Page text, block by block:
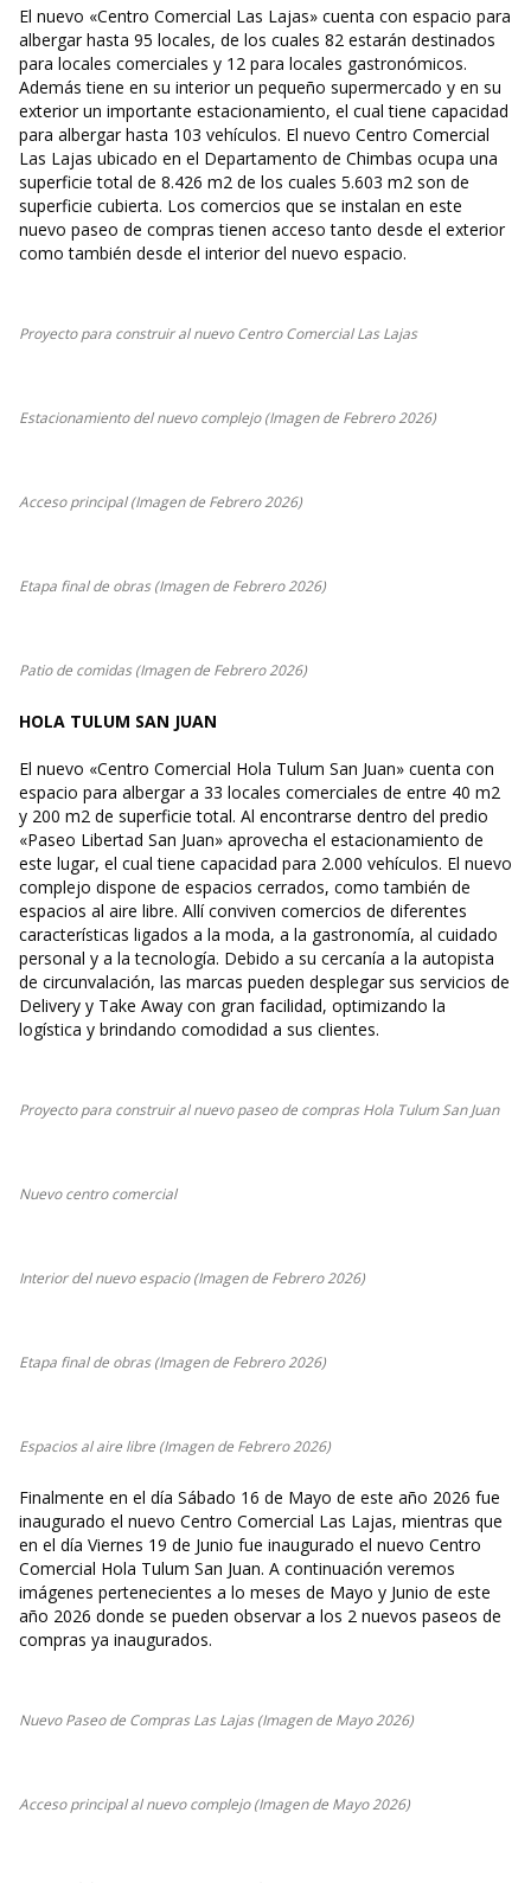
El nuevo «Centro Comercial Las Lajas» cuenta con espacio para
albergar hasta 95 locales, de los cuales 82 estarán destinados
para locales comerciales y 12 para locales gastronómicos.
Además tiene en su interior un pequeño supermercado y en su
exterior un importante estacionamiento, el cual tiene capacidad
para albergar hasta 103 vehículos. El nuevo Centro Comercial
Las Lajas ubicado en el Departamento de Chimbas ocupa una
superficie total de 8.426 m2 de los cuales 5.603 m2 son de
superficie cubierta. Los comercios que se instalan en este
nuevo paseo de compras tienen acceso tanto desde el exterior
como también desde el interior del nuevo espacio.
Proyecto para construir al nuevo Centro Comercial Las Lajas
Estacionamiento del nuevo complejo (Imagen de Febrero 2026)
Acceso principal (Imagen de Febrero 2026)
Etapa final de obras (Imagen de Febrero 2026)
Patio de comidas (Imagen de Febrero 2026)
HOLA TULUM SAN JUAN
El nuevo «Centro Comercial Hola Tulum San Juan» cuenta con
espacio para albergar a 33 locales comerciales de entre 40 m2
y 200 m2 de superficie total. Al encontrarse dentro del predio
«Paseo Libertad San Juan» aprovecha el estacionamiento de
este lugar, el cual tiene capacidad para 2.000 vehículos. El nuevo
complejo dispone de espacios cerrados, como también de
espacios al aire libre. Allí conviven comercios de diferentes
características ligados a la moda, a la gastronomía, al cuidado
personal y a la tecnología. Debido a su cercanía a la autopista
de circunvalación, las marcas pueden desplegar sus servicios de
Delivery y Take Away con gran facilidad, optimizando la
logística y brindando comodidad a sus clientes.
Proyecto para construir al nuevo paseo de compras Hola Tulum San Juan
Nuevo centro comercial
Interior del nuevo espacio (Imagen de Febrero 2026)
Etapa final de obras (Imagen de Febrero 2026)
Espacios al aire libre (Imagen de Febrero 2026)
Finalmente en el día Sábado 16 de Mayo de este año 2026 fue
inaugurado el nuevo Centro Comercial Las Lajas, mientras que
en el día Viernes 19 de Junio fue inaugurado el nuevo Centro
Comercial Hola Tulum San Juan. A continuación veremos
imágenes pertenecientes a lo meses de Mayo y Junio de este
año 2026 donde se pueden observar a los 2 nuevos paseos de
compras ya inaugurados.
Nuevo Paseo de Compras Las Lajas (Imagen de Mayo 2026)
Acceso principal al nuevo complejo (Imagen de Mayo 2026)